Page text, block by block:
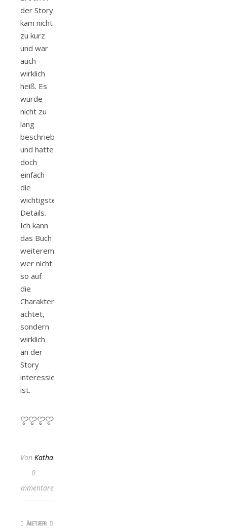
der Story
kam nicht
zu kurz
und war
auch
wirklich
heiß. Es
wurde
nicht zu
lang
beschrieben
und hatte
doch
einfach
die
wichtigsten
Details.
Ich kann
das Buch
weiterempfehlen,
wer nicht
so auf
die
Charakter
achtet,
sondern
wirklich
an der
Story
interessiert
ist.
Von KathaFlauschi
0
Kommentare
ÄLTER
NEUER